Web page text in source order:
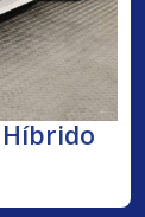
Híbrido